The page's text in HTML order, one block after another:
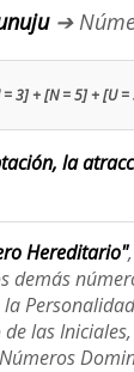
➔
3] + [N = 5] + [U
la
Hereditario"
demás
las